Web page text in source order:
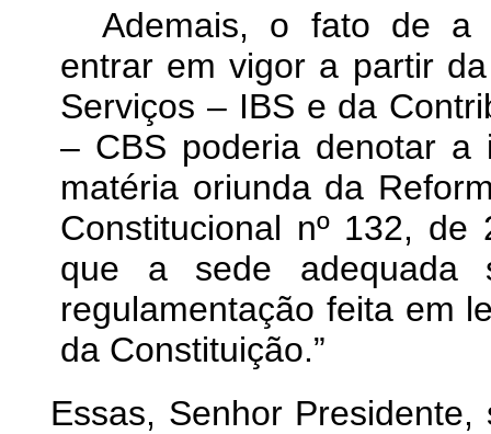
Ademais, o fato de a
entrar em vigor a partir
Serviços – IBS e da
– CBS poderia denotar
matéria oriunda da
Constitucional nº 132,
que a sede adequada
regulamentação feita em
da Constituição.”
Essas, Senhor